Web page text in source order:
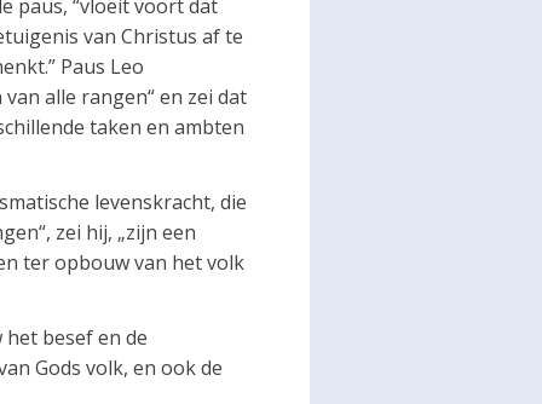
paus, “vloeit voort dat
van Christus af te
Paus Leo
alle rangen“ en zei dat
taken en ambten
levenskracht, die
zei hij, „zijn een
ter opbouw van het volk
besef en de
Gods volk, en ook de